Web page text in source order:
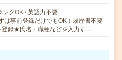
クOK / 英語力不要
事前登録だけでもOK！履歴書不要
登録★氏名・職種などを入力す…